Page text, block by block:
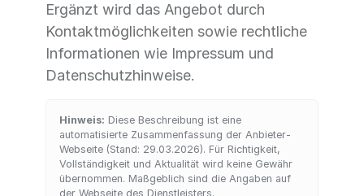
Ergänzt wird das Angebot durch
Kontaktmöglichkeiten sowie rechtliche
Informationen wie Impressum und
Datenschutzhinweise.
Hinweis: Diese Beschreibung ist eine
automatisierte Zusammenfassung der Anbieter-
Webseite (Stand: 29.03.2026). Für Richtigkeit,
Vollständigkeit und Aktualität wird keine Gewähr
übernommen. Maßgeblich sind die Angaben auf
der Webseite des Dienstleisters.